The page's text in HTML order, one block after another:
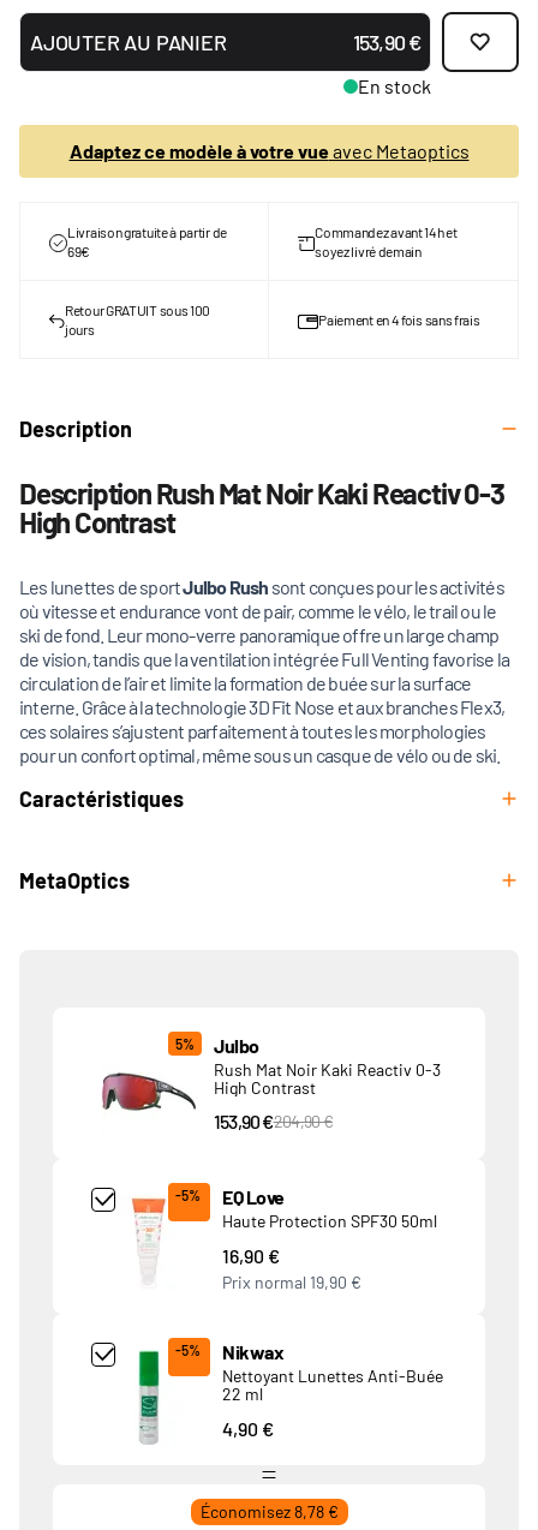
AJOUTER AU PANIER 153,90 €
En stock
Adaptez ce modèle à votre vueavec Metaoptics
Livraison gratuite à partir de
69€
Commandez avant 14h et
soyez livré demain
Retour GRATUIT sous 100
jours
Paiement en 4 fois sans frais
Description
Description Rush Mat Noir Kaki Reactiv 0-3
High Contrast
Les lunettes de sportJulbo Rush sont conçues pour les activités
où vitesse et endurance vont de pair, comme le vélo, le trail ou le
ski de fond. Leur mono-verre panoramique offre un large champ
de vision, tandis que la ventilation intégrée Full Venting favorise la
circulation de l’air et limite la formation de buée sur la surface
interne. Grâce à la technologie 3D Fit Nose et aux branches Flex3,
ces solaires s’ajustent parfaitement à toutes les morphologies
pour un confort optimal, même sous un casque de vélo ou de ski.
Caractéristiques
MetaOptics
5% Julbo
Rush Mat Noir Kaki Reactiv 0-3
High Contrast
153,90 €PVC Price
204,90 €
Add Product MjQ4MTk= undefined
-5% EQ Love
Haute Protection SPF30 50ml
16,90 €
Prix normal 19,90 €
Add Product MjkwNDA= undefined
-5% Nikwax
Nettoyant Lunettes Anti-Buée
22 ml
4,90 €
Économisez 8,78 €